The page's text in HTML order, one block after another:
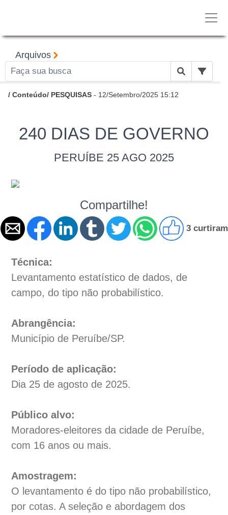
Arquivos
/ Conteúdo/ PESQUISAS - 12/Setembro/2025 15:12
240 DIAS DE GOVERNO
PERUÍBE 25 AGO 2025
Compartilhe!
3 curtiram
Técnica:
Levantamento estatístico de dados, de
campo, do tipo não probabilístico.
Abrangência:
Município de Peruíbe/SP.
Período de aplicação:
Dia 25 de agosto de 2025.
Público alvo:
Moradores-eleitores da cidade de Peruíbe,
com 16 anos ou mais.
Amostragem:
O levantamento é do tipo não probabilístico,
por cotas. A seleção e abordagem dos